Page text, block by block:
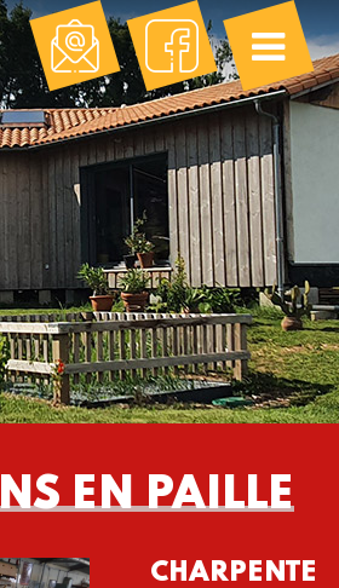
EN PAILLE
CHARPENTE